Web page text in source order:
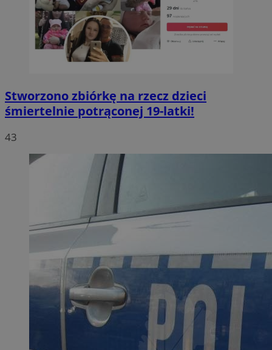
Stworzono zbiórkę na rzecz dzieci
śmiertelnie potrąconej 19-latki!
43